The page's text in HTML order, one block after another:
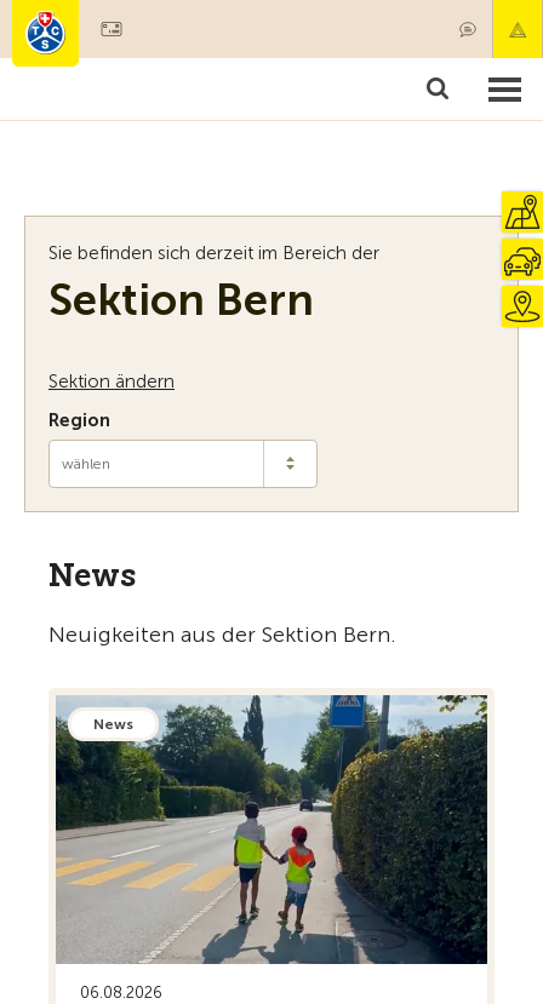
Mitgliedschaft & Leistungen
Sie befinden sich derzeit im Bereich der
Sektion Bern
Sektion ändern
Region
wählen
News
Neuigkeiten aus der Sektion Bern.
News
06.08.2026